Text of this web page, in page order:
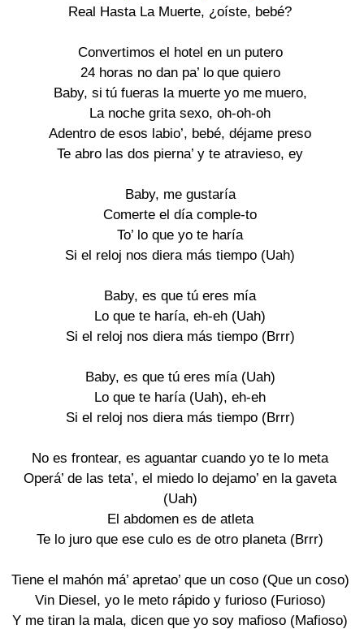
Real Hasta La Muerte, ¿oíste, bebé?
Convertimos el hotel en un putero
24 horas no dan pa’ lo que quiero
Baby, si tú fueras la muerte yo me muero,
La noche grita sexo, oh-oh-oh
Adentro de esos labio’, bebé, déjame preso
Te abro las dos pierna’ y te atravieso, ey
Baby, me gustaría
Comerte el día comple-to
To’ lo que yo te haría
Si el reloj nos diera más tiempo (Uah)
Baby, es que tú eres mía
Lo que te haría, eh-eh (Uah)
Si el reloj nos diera más tiempo (Brrr)
Baby, es que tú eres mía (Uah)
Lo que te haría (Uah), eh-eh
Si el reloj nos diera más tiempo (Brrr)
No es frontear, es aguantar cuando yo te lo meta
Operá’ de las teta’, el miedo lo dejamo’ en la gaveta
(Uah)
El abdomen es de atleta
Te lo juro que ese culo es de otro planeta (Brrr)
Tiene el mahón má’ apretao’ que un coso (Que un coso)
Vin Diesel, yo le meto rápido y furioso (Furioso)
Y me tiran la mala, dicen que yo soy mafioso (Mafioso)